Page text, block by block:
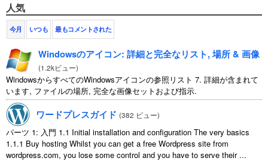
人気
今月 いつも 最もコメントされた
Windowsのアイコン: 詳細と完全なリスト, 場所 & 画像
(1.2kビュー)
WindowsからすべてのWindowsアイコンの参照リスト 7. 詳細が含まれて
います, ファイルの場所, 完全な画像セットおよび指示.
ワードプレスガイド (382 ビュー)
パーツ 1: 入門 1.1 Initial installation and configuration The very basics
1.1.1 Buy hosting Whilst you can get a free Wordpress site from
wordpress.com, you lose some control and you have to serve their...